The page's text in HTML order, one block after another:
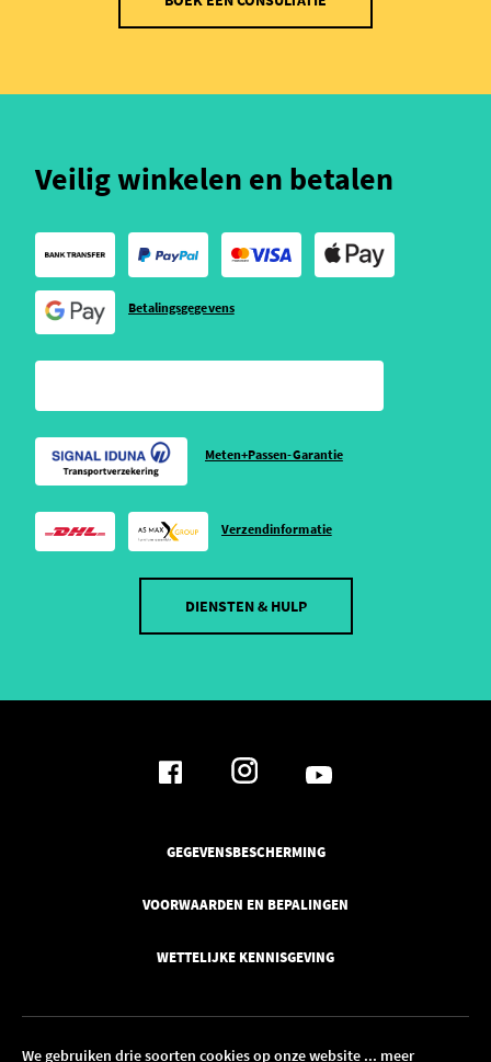
We gebruiken drie soorten cookies op onze website ... meer
Veilig winkelen en betalen
Betalingsgegevens
Meten+Passen-Garantie
Verzendinformatie
DIENSTEN & HULP
GEGEVENSBESCHERMING
VOORWAARDEN EN BEPALINGEN
WETTELIJKE KENNISGEVING